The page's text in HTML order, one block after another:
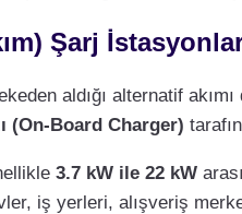
Şarj
aldığı alternatif
(On-Board Charger)
3.7 kW ile 22 kW
iş yerleri, alışveriş